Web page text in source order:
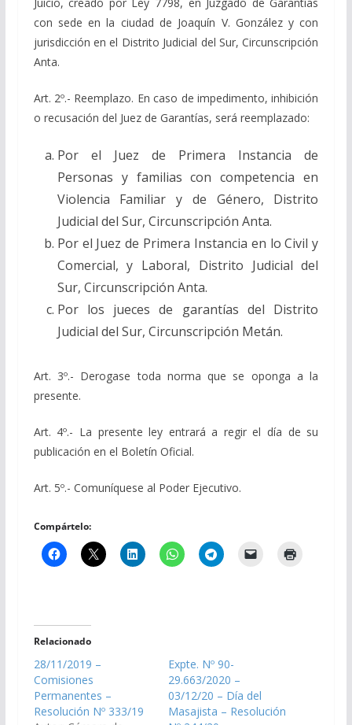
con sede en la ciudad de Joaquín V. González y con
jurisdicción en el Distrito Judicial del Sur, Circunscripción
Anta.
Art. 2º.- Reemplazo. En caso de impedimento, inhibición
o recusación del Juez de Garantías, será reemplazado:
Por el Juez de Primera Instancia de
Personas y familias con competencia en
Violencia Familiar y de Género, Distrito
Judicial del Sur, Circunscripción Anta.
Por el Juez de Primera Instancia en lo Civil y
Comercial, y Laboral, Distrito Judicial del
Sur, Circunscripción Anta.
Por los jueces de garantías del Distrito
Judicial del Sur, Circunscripción Metán.
Art. 3º.- Derogase toda norma que se oponga a la
presente.
Art. 4º.- La presente ley entrará a regir el día de su
publicación en el Boletín Oficial.
Art. 5º.- Comuníquese al Poder Ejecutivo.
Compártelo:
Relacionado
28/11/2019 –
Comisiones
Permanentes –
Resolución Nº 333/19
Expte. Nº 90-
29.663/2020 –
03/12/20 – Día del
Masajista – Resolución